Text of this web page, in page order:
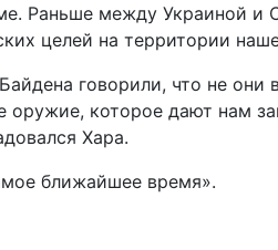
Раньше между Украиной
целей на территории
говорили, что не
которое дают нам
Хара.
ближайшее время».